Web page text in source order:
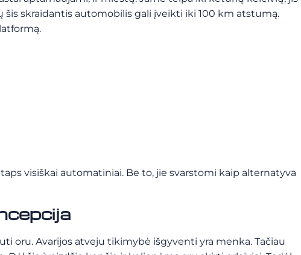
skraidantis automobilis gali įveikti iki 100 km atstumą.
visiškai automatiniai. Be to, jie svarstomi kaip alternatyva
oru. Avarijos atveju tikimybė išgyventi yra menka. Tačiau